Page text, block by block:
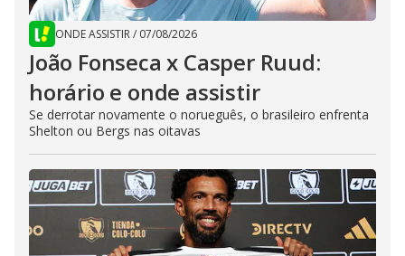
ONDE ASSISTIR/ 07/08/2026
João Fonseca x Casper Ruud:
horário e onde assistir
Se derrotar novamente o norueguês, o brasileiro enfrenta
Shelton ou Bergs nas oitavas